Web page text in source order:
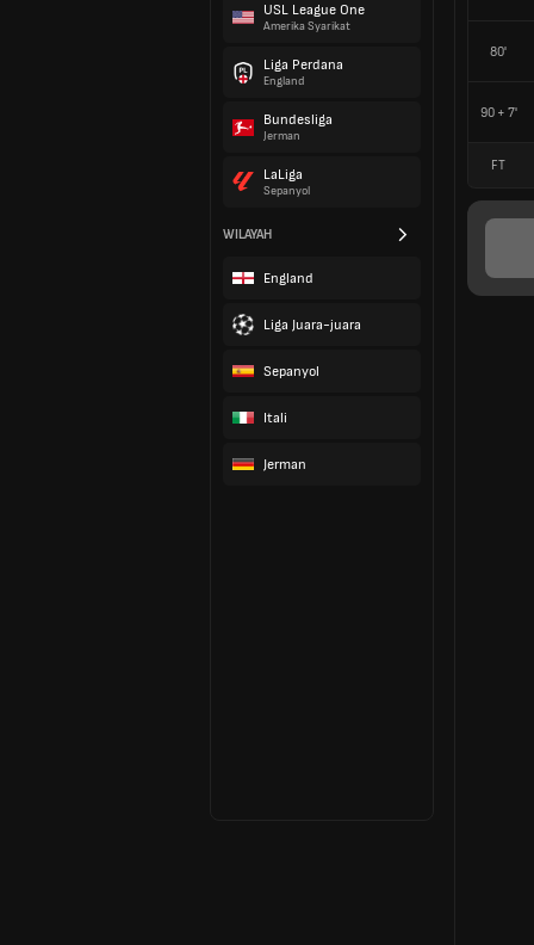
USL League One
Amerika Syarikat
Liga Perdana
England
Bundesliga
Jerman
LaLiga
Sepanyol
WILAYAH
England
Liga Juara-juara
Sepanyol
Itali
Jerman
80'
90 + 7'
FT